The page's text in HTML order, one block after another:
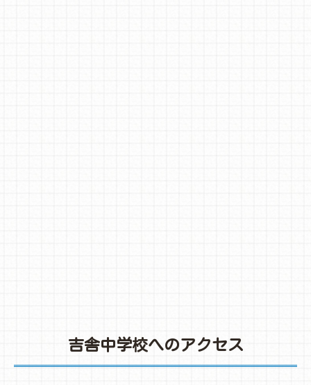
吉舎中学校へのアクセス